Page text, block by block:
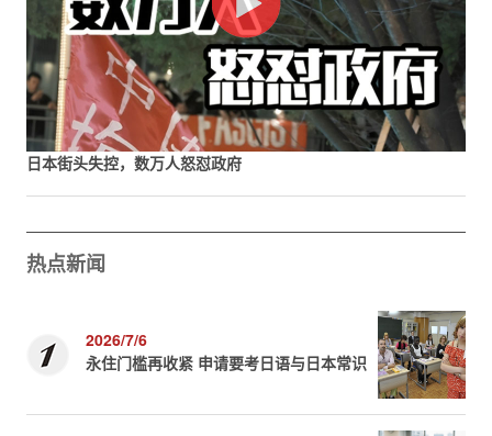
日本街头失控，数万人怒怼政府
热点新闻
2026/7/6
永住门槛再收紧 申请要考日语与日本常识